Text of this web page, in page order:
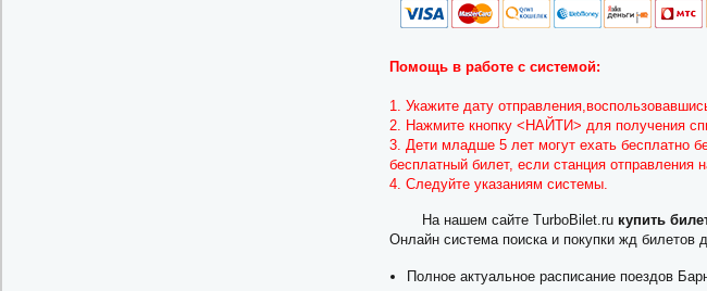
Помощь в работе с системой:
1. Укажите дату
2. Нажмите кнопку <НАЙТИ> для получения
3. Дети младше 5 лет могут ехать бесплатно
бесплатный билет, если станция отправления
4. Следуйте указаниям системы.
На нашем сайте TurboBilet.ru купить
Онлайн система поиска и покупки жд билетов
Полное актуальное расписание поездов